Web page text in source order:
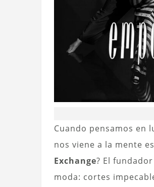
Cuando pensamos en
nos viene a la mente
Exchange? El
moda: cortes